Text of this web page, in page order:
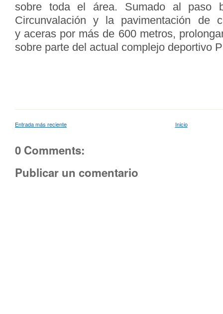
sobre toda el área. Sumado al paso
Circunvalación y la pavimentación de
y aceras por más de 600 metros,
sobre parte del actual complejo deportivo
Entrada más reciente Inicio
0 Comments:
Publicar un comentario